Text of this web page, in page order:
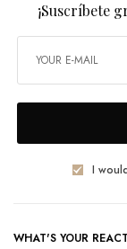
¡Suscríbete
I
WHAT'S YOUR